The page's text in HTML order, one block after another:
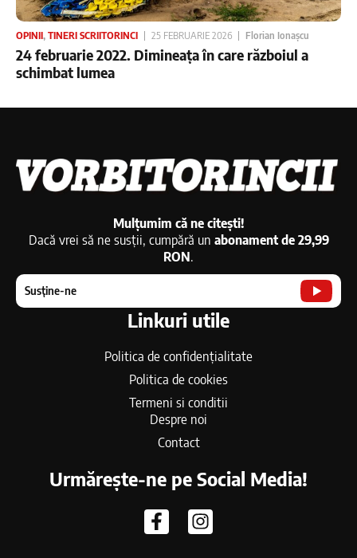
OPINII, TINERI SCRIITORINCI 25 FEBRUARIE 2026 Florian Ionașcu
24 februarie 2022. Dimineața în care războiul a
schimbat lumea
Mulțumim că ne citești!
Dacă vrei să ne susții, cumpără un abonament de 29,99
RON.
Susține-ne
Linkuri utile
Politica de confidențialitate
Politica de cookies
Termeni si conditii
Despre noi
Contact
Urmărește-ne pe Social Media!